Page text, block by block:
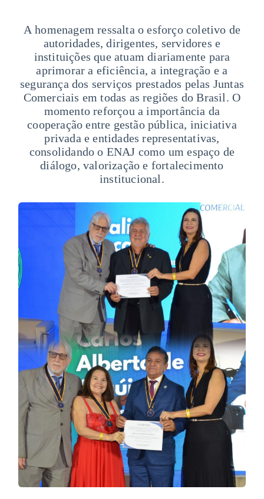
A homenagem ressalta o esforço coletivo de
autoridades, dirigentes, servidores e
instituições que atuam diariamente para
aprimorar a eficiência, a integração e a
segurança dos serviços prestados pelas Juntas
Comerciais em todas as regiões do Brasil. O
momento reforçou a importância da
cooperação entre gestão pública, iniciativa
privada e entidades representativas,
consolidando o ENAJ como um espaço de
diálogo, valorização e fortalecimento
institucional.